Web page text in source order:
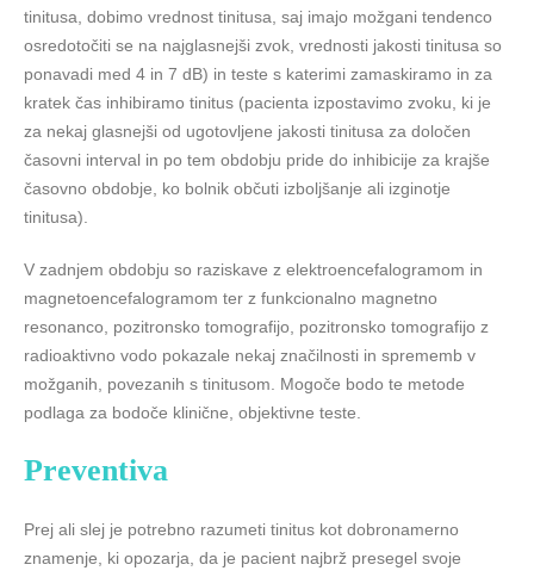
tinitusa, dobimo vrednost tinitusa, saj imajo možgani tendenco
osredotočiti se na najglasnejši zvok, vrednosti jakosti tinitusa so
ponavadi med 4 in 7 dB) in teste s katerimi zamaskiramo in za
kratek čas inhibiramo tinitus (pacienta izpostavimo zvoku, ki je
za nekaj glasnejši od ugotovljene jakosti tinitusa za določen
časovni interval in po tem obdobju pride do inhibicije za krajše
časovno obdobje, ko bolnik občuti izboljšanje ali izginotje
tinitusa).
V zadnjem obdobju so raziskave z elektroencefalogramom in
magnetoencefalogramom ter z funkcionalno magnetno
resonanco, pozitronsko tomografijo, pozitronsko tomografijo z
radioaktivno vodo pokazale nekaj značilnosti in sprememb v
možganih, povezanih s tinitusom. Mogoče bodo te metode
podlaga za bodoče klinične, objektivne teste.
Preventiva
Prej ali slej je potrebno razumeti tinitus kot dobronamerno
znamenje, ki opozarja, da je pacient najbrž presegel svoje